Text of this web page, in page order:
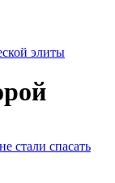
элиты
стали спасать